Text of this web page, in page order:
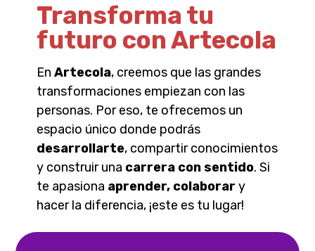
Transforma tu
futuro con Artecola
EnArtecola, creemos que las grandes
transformaciones empiezan con las
personas. Por eso, te ofrecemos un
espacio único donde podrás
desarrollarte, compartir conocimientos
y construir una carrera con sentido. Si
te apasiona aprender, colaborar y
hacer la diferencia, ¡este es tu lugar!